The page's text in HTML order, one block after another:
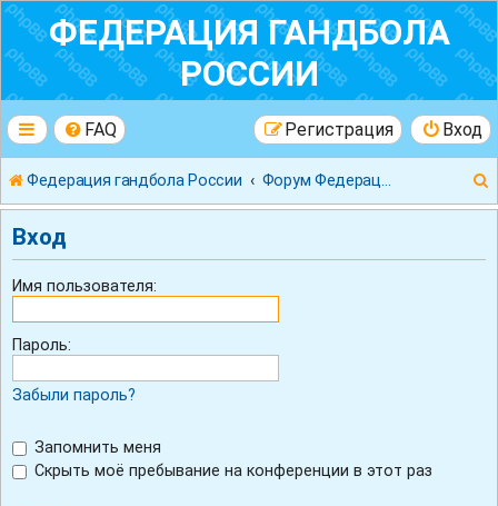
ФЕДЕРАЦИЯ ГАНДБОЛА
РОССИИ
FAQ Вход
Регистрация
Федерация гандбола России
Вход
Имя пользователя:
Пароль:
Забыли пароль?
Запомнить меня
Скрыть моё пребывание на конференции в этот раз